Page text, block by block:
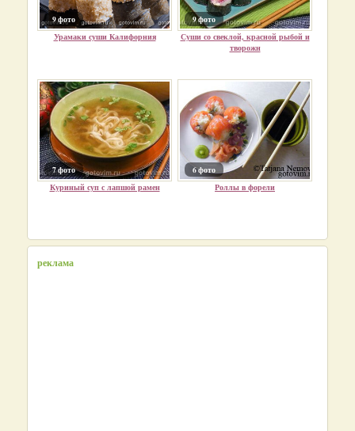
9 фото
Урамаки суши Калифорния
9 фото
Суши со свеклой, красной рыбой и
творожн
7 фото
Куриный суп с лапшой рамен
6 фото
Роллы в форели
реклама